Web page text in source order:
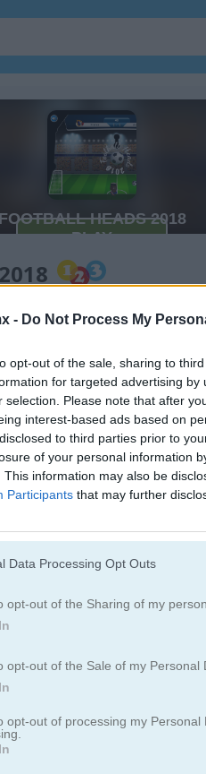
- Do Not Process My
opt-out of the sale, sharing to
for targeted advertising
selection. Please note that after
interest-based ads based on
to third parties prior to
of your personal information
This information may also be
Participants that may further
Data Processing Opt Outs
opt-out of the Sharing of my
opt-out of the Sale of my Personal
opt-out of processing my Personal
Heads 2018
HTML5
de jugadores profesionales de
ti cuando entras a la
con tus increíbles
El objetivo del juego es ganar
tiempo. Al comenzar, vas a la
solo tendrás disponibles 21
selecciona a un rival. Si
arriba para saltar. Presiona
así que trata de hacer la
te ayudarán mucho.
temporada?